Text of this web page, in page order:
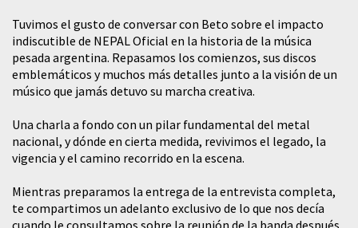
Tuvimos el gusto de conversar con Beto sobre el impacto
indiscutible de NEPAL Oficial en la historia de la música
pesada argentina. Repasamos los comienzos, sus discos
emblemáticos y muchos más detalles junto a la visión de un
músico que jamás detuvo su marcha creativa.
​Una charla a fondo con un pilar fundamental del metal
nacional, y dónde en cierta medida, revivimos el legado, la
vigencia y el camino recorrido en la escena.
Mientras preparamos la entrega de la entrevista completa,
te compartimos un adelanto exclusivo de lo que nos decía